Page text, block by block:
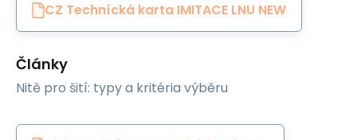
CZ Technícká karta IMITACE LNU NEW
Články
Nitě pro šití: typy a kritéria výběru